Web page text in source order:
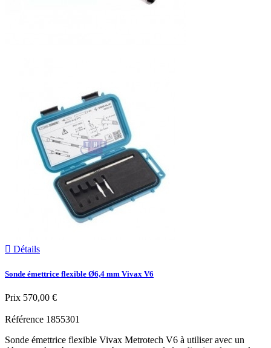
 Détails
Sonde émettrice flexible Ø6,4 mm Vivax V6
Prix 570,00 €
Référence 1855301
Sonde émettrice flexible Vivax Metrotech V6 à utiliser avec un